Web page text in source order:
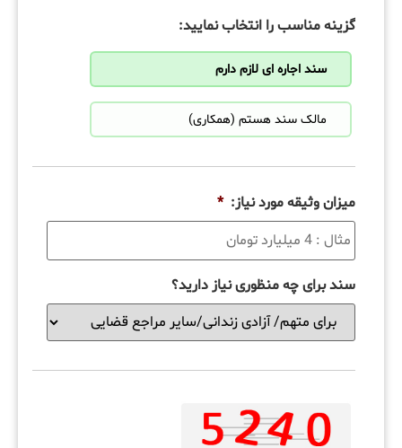
گزینه مناسب را انتخاب نمایید:
سند اجاره ای لازم دارم
مالک سند هستم (همکاری)
میزان وثیقه مورد نیاز: *
سند برای چه منظوری نیاز دارید؟